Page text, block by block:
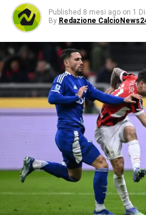
Published 8 mesi ago on 1
By Redazione